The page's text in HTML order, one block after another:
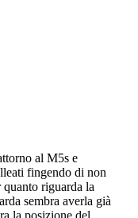
al M5s e
fingendo di non
riguarda la
sembra averla già